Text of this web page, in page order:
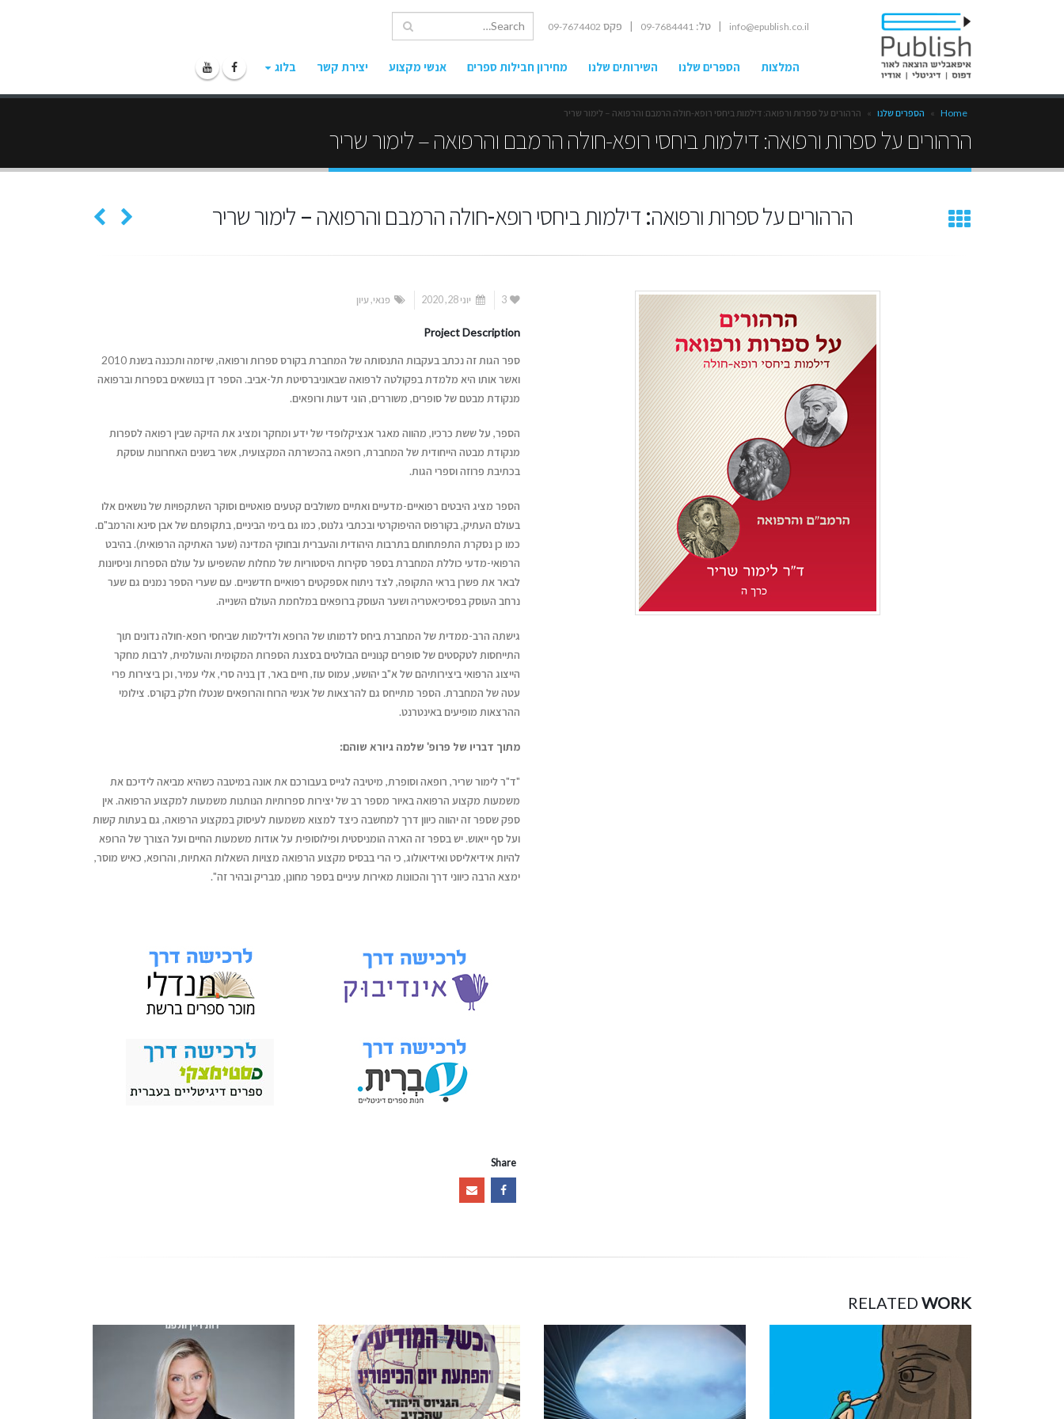
info@epublish.co.il | טל: 09-7684441 | פקס 09-7674402
המלצות הספרים שלנו השירותים שלנו מחירון חבילות ספרים אנשי מקצוע יצירת קשר בלוג
Home
» הספרים שלנו » הרהורים על ספרות ורפואה: דילמות ביחסי רופא-חולה הרמבם והרפואה – לימור שריר
הרהורים על ספרות ורפואה: דילמות ביחסי רופא-חולה הרמבם והרפואה – לימור שריר
הרהורים על ספרות ורפואה: דילמות ביחסי רופא-חולה הרמבם והרפואה – לימור שריר
3 יוני 28, 2020 פנאי,עיון
Project Description
ספר הגות זה נכתב בעקבות התנסותה של המחברת בקורס ספרות ורפואה, שיזמה ותכננה בשנת 2010
ואשר אותו היא מלמדת בפקולטה לרפואה שבאוניברסיטת תל-אביב. הספר דן בנושאים בספרות וברפואה
מנקודת מבטם של סופרים, משוררים, הוגי דעות ורופאים.
הספר, על ששת כרכיו, מהווה מאגר אנציקלופדי של ידע ומחקר ומציג את הזיקה שבין רפואה לספרות
מנקודת מבטה הייחודית של המחברת, רופאה בהכשרתה המקצועית, אשר בשנים האחרונות עוסקת
בכתיבת פרוזה וספרי הגות.
הספר מציג היבטים רפואיים-מדעיים ואתיים משולבים קטעים פואטיים וסוקר השתקפויות של נושאים אלו
בעולם העתיק, בקורפוס ההיפוקרטי ובכתבי גלנוס, כמו גם בימי הביניים, בתקופתם של אבן סינא והרמב"ם.
כמו כן נסקרת התפתחותם בתרבות היהודית והעברית ובחוקי המדינה (שער האתיקה הרפואית). בהיבט
הרפואי-מדעי כוללת המחברת בספר סקירות היסטוריות של מחלות שהשפיעו על עולם הספרות וניסיונות
לבאר את פשרן בראי התקופה, לצד ניתוח אספקטים רפואיים חדשניים. עם שערי הספר נמנים גם שער
נרחב העוסק בפסיכיאטריה ושער העוסק ברופאים במלחמת העולם השנייה.
גישתה הרב-ממדית של המחברת ביחס לדמותו של הרופא ולדילמות שביחסי רופא-חולה נדונים תוך
התייחסות לטקסטים של סופרים קנוניים הבולטים בסצנת הספרות המקומית והעולמית, לרבות מחקר
הייצוג הרפואי ביצירותיהם של א"ב יהושע, עמוס עוז, חיים באר, דן בניה סרי, אלי עמיר, וכן ביצירות פרי
עטה של המחברת. הספר מתייחס גם להרצאות של אנשי הרוח והרופאים שנטלו חלק בקורס. צילומי
ההרצאות מופיעים באינטרנט.
מתוך דבריו של פרופ' שלמה גיורא שוהם:
"ד"ר לימור שריר, רופאה וסופרת, מיטיבה לגייס בעבורכם את אונה במיטבה כשהיא מביאה לידיכם את
משמעות מקצוע הרפואה באיור מספר רב של יצירות ספרותיות הנותנות משמעות למקצוע הרפואה. אין
ספק שספר זה יהווה כיוון דרך למחשבה כיצד למצוא משמעות לעיסוק במקצוע הרפואה, גם בעתות קשות
ועל סף ייאוש. יש בספר זה הארה הומניסטית ופילוסופית על אודות משמעות החיים ועל הצורך של הרופא
להיות אידיאליסט ואידיאולוג, כי הרי בבסיס מקצוע הרפואה מצויות השאלות האתיות, והרופא, כאיש מוסר,
ימצא הרבה כיווני דרך והכוונות מאירות עיניים בספר מחונן, מבריק ובהיר זה".
Share
RELATED WORK